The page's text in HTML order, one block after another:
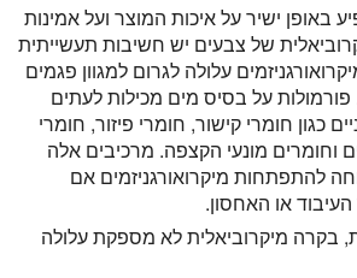
באופן ישיר על איכות המוצר ועל אמינות
של צבעים יש חשיבות תעשייתית
עלולה לגרום למגוון פגמים
פורמולות על בסיס מים מכילות לעתים
כגון חומרי קישור, חומרי פיזור, חומרי
וחומרים מונעי הקצפה. מרכיבים אלה
להתפתחות מיקרואורגניזמים אם
או האחסון.
בקרה מיקרוביאלית לא מספקת עלולה